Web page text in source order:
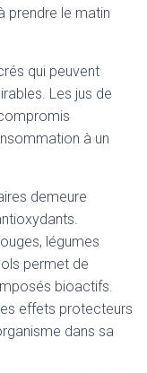
prendre le matin
qui peuvent
Les jus de
à un
demeure
légumes
permet de
bioactifs.
effets protecteurs
dans sa